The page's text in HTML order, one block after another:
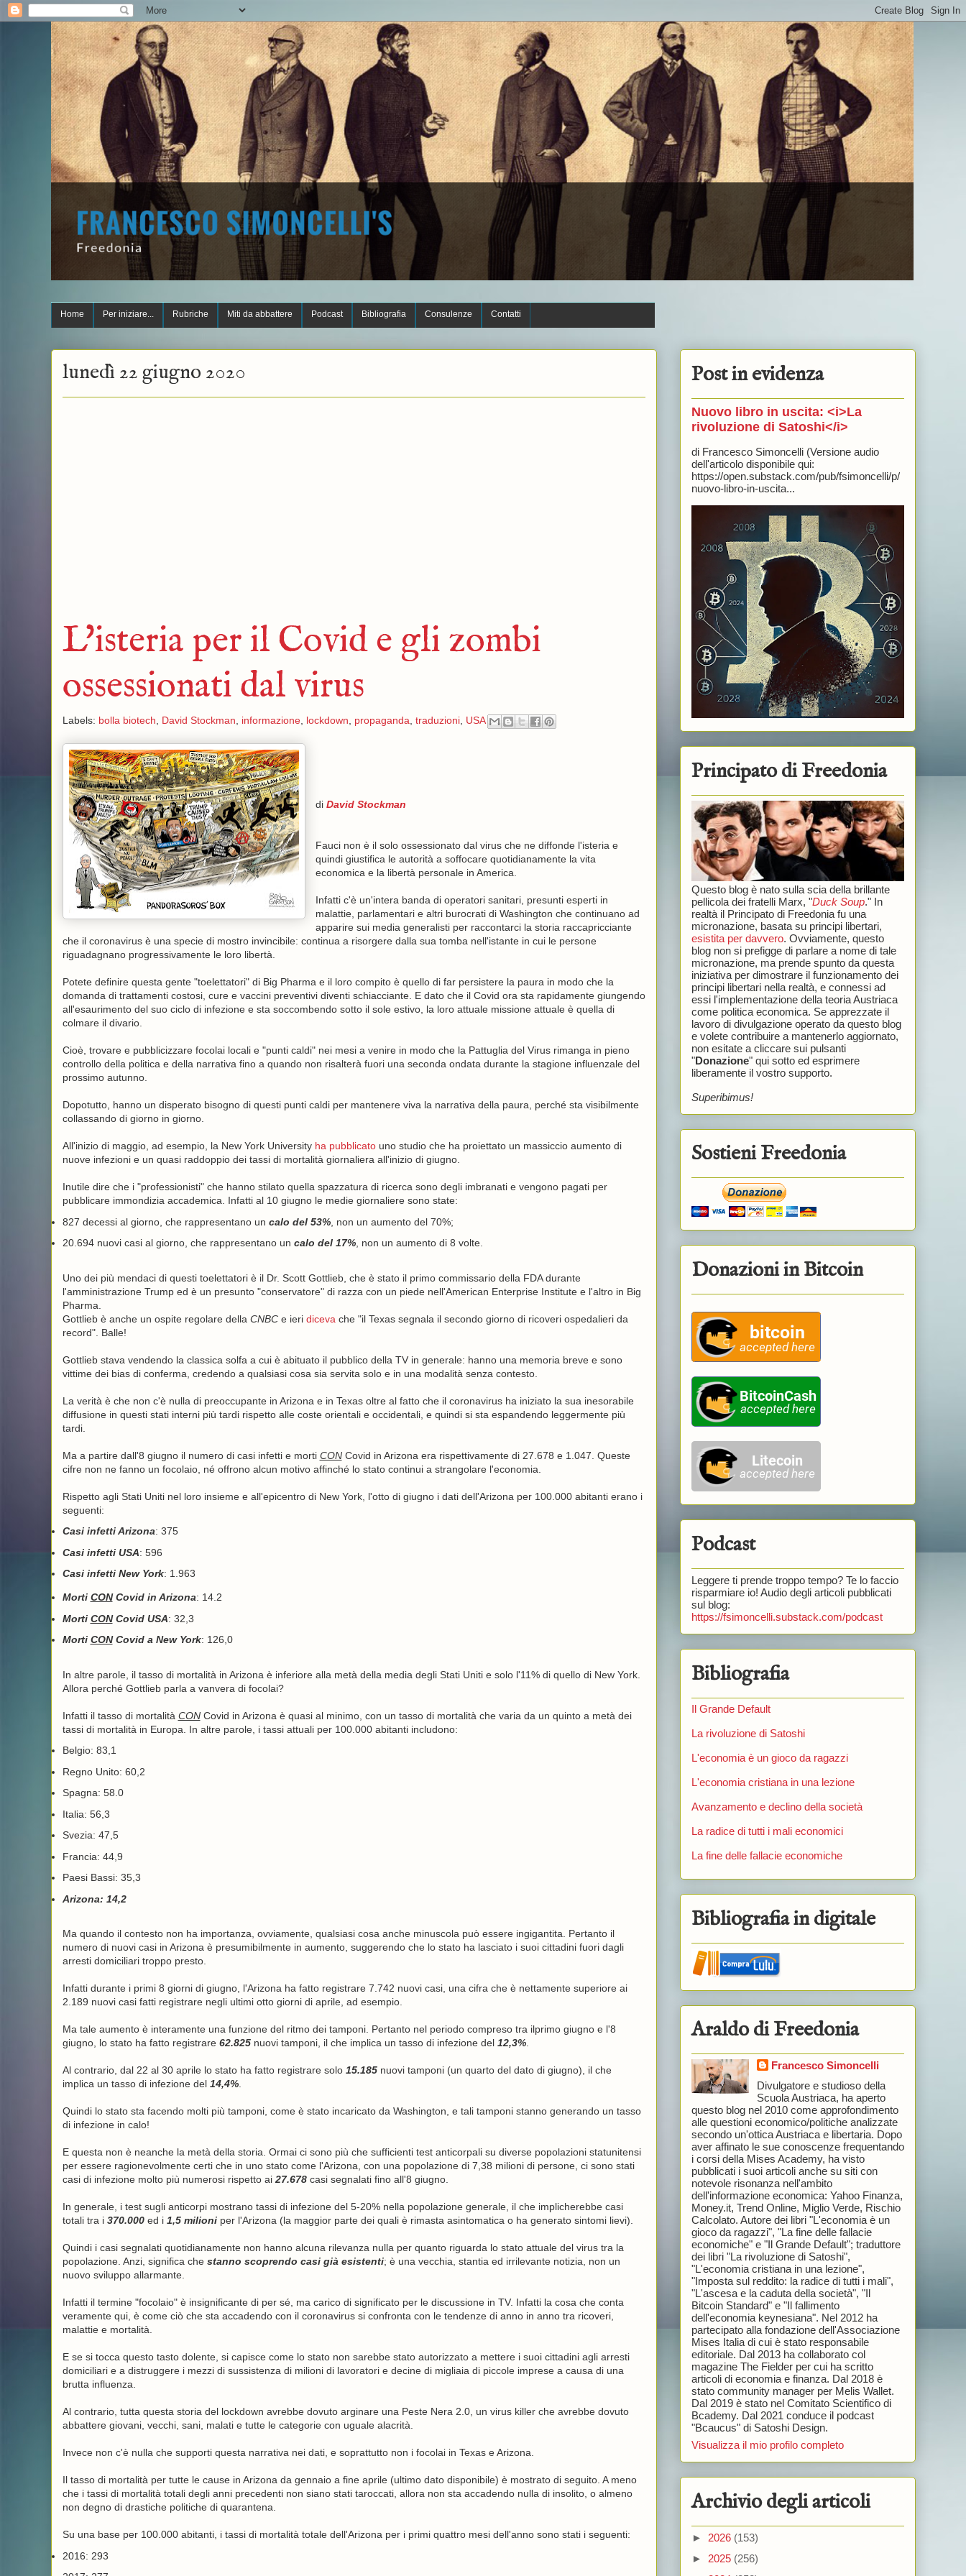
Home Per iniziare... Rubriche Miti da abbattere Podcast Bibliografia Consulenze Contatti
lunedì 22 giugno 2020
L'isteria per il Covid e gli zombi
ossessionati dal virus
Labels: bolla biotech, David Stockman, informazione, lockdown, propaganda, traduzioni, USA
di David Stockman
Fauci non è il solo ossessionato dal virus che ne diffonde l'isteria e
quindi giustifica le autorità a soffocare quotidianamente la vita
economica e la libertà personale in America.
Infatti c'è un'intera banda di operatori sanitari, presunti esperti in
malattie, parlamentari e altri burocrati di Washington che continuano ad
apparire sui media generalisti per raccontarci la storia raccapricciante
che il coronavirus è una specie di mostro invincibile: continua a risorgere dalla sua tomba nell'istante in cui le persone
riguadagnano progressivamente le loro libertà.
Potete definire questa gente "toelettatori" di Big Pharma e il loro compito è quello di far persistere la paura in modo che la
domanda di trattamenti costosi, cure e vaccini preventivi diventi schiacciante. E dato che il Covid ora sta rapidamente giungendo
all'esaurimento del suo ciclo di infezione e sta soccombendo sotto il sole estivo, la loro attuale missione attuale è quella di
colmare il divario.
Cioè, trovare e pubblicizzare focolai locali e "punti caldi" nei mesi a venire in modo che la Pattuglia del Virus rimanga in pieno
controllo della politica e della narrativa fino a quando non risalterà fuori una seconda ondata durante la stagione influenzale del
prossimo autunno.
Dopotutto, hanno un disperato bisogno di questi punti caldi per mantenere viva la narrativa della paura, perché sta visibilmente
collassando di giorno in giorno.
All'inizio di maggio, ad esempio, la New York University ha pubblicatouno studio che ha proiettato un massiccio aumento di
nuove infezioni e un quasi raddoppio dei tassi di mortalità giornaliera all'inizio di giugno.
Inutile dire che i "professionisti" che hanno stilato quella spazzatura di ricerca sono degli imbranati e vengono pagati per
pubblicare immondizia accademica. Infatti al 10 giugno le medie giornaliere sono state:
827 decessi al giorno, che rappresentano un calo del 53%, non un aumento del 70%;
20.694 nuovi casi al giorno, che rappresentano un calo del 17%, non un aumento di 8 volte.
Uno dei più mendaci di questi toelettatori è il Dr. Scott Gottlieb, che è stato il primo commissario della FDA durante
l'amministrazione Trump ed è un presunto "conservatore" di razza con un piede nell'American Enterprise Institute e l'altro in Big
Pharma.
Gottlieb è anche un ospite regolare della CNBCe ieri diceva che "il Texas segnala il secondo giorno di ricoveri ospedalieri da
record". Balle!
Gottlieb stava vendendo la classica solfa a cui è abituato il pubblico della TV in generale: hanno una memoria breve e sono
vittime dei bias di conferma, credendo a qualsiasi cosa sia servita solo e in una modalità senza contesto.
La verità è che non c'è nulla di preoccupante in Arizona e in Texas oltre al fatto che il coronavirus ha iniziato la sua inesorabile
diffusione in questi stati interni più tardi rispetto alle coste orientali e occidentali, e quindi si sta espandendo leggermente più
tardi.
Ma a partire dall'8 giugno il numero di casi infetti e morti CONCovid in Arizona era rispettivamente di 27.678 e 1.047. Queste
cifre non ne fanno un focolaio, né offrono alcun motivo affinché lo stato continui a strangolare l'economia.
Rispetto agli Stati Uniti nel loro insieme e all'epicentro di New York, l'otto di giugno i dati dell'Arizona per 100.000 abitanti erano i
seguenti:
Casi infetti Arizona: 375
Casi infetti USA: 596
Casi infetti New York: 1.963
Morti CONCovid in Arizona: 14.2
Morti CONCovid USA: 32,3
Morti CONCovid a New York: 126,0
In altre parole, il tasso di mortalità in Arizona è inferiore alla metà della media degli Stati Uniti e solo l'11% di quello di New York.
Allora perché Gottlieb parla a vanvera di focolai?
Infatti il tasso di mortalità CONCovid in Arizona è quasi al minimo, con un tasso di mortalità che varia da un quinto a metà dei
tassi di mortalità in Europa. In altre parole, i tassi attuali per 100.000 abitanti includono:
Belgio: 83,1
Regno Unito: 60,2
Spagna: 58.0
Italia: 56,3
Svezia: 47,5
Francia: 44,9
Paesi Bassi: 35,3
Arizona: 14,2
Ma quando il contesto non ha importanza, ovviamente, qualsiasi cosa anche minuscola può essere ingigantita. Pertanto il
numero di nuovi casi in Arizona è presumibilmente in aumento, suggerendo che lo stato ha lasciato i suoi cittadini fuori dagli
arresti domiciliari troppo presto.
Infatti durante i primi 8 giorni di giugno, l'Arizona ha fatto registrare 7.742 nuovi casi, una cifra che è nettamente superiore ai
2.189 nuovi casi fatti registrare negli ultimi otto giorni di aprile, ad esempio.
Ma tale aumento è interamente una funzione del ritmo dei tamponi. Pertanto nel periodo compreso tra ilprimo giugno e l'8
giugno, lo stato ha fatto registrare 62.825nuovi tamponi, il che implica un tasso di infezione del 12,3%.
Al contrario, dal 22 al 30 aprile lo stato ha fatto registrare solo 15.185nuovi tamponi (un quarto del dato di giugno), il che
implica un tasso di infezione del 14,4%.
Quindi lo stato sta facendo molti più tamponi, come è stato incaricato da Washington, e tali tamponi stanno generando un tasso
di infezione in calo!
E questa non è neanche la metà della storia. Ormai ci sono più che sufficienti test anticorpali su diverse popolazioni statunitensi
per essere ragionevolmente certi che in uno stato come l'Arizona, con una popolazione di 7,38 milioni di persone, ci sono stati
casi di infezione molto più numerosi rispetto ai 27.678casi segnalati fino all'8 giugno.
In generale, i test sugli anticorpi mostrano tassi di infezione del 5-20% nella popolazione generale, il che implicherebbe casi
totali tra i 370.000ed i 1,5 milioniper l'Arizona (la maggior parte dei quali è rimasta asintomatica o ha generato sintomi lievi).
Quindi i casi segnalati quotidianamente non hanno alcuna rilevanza nulla per quanto riguarda lo stato attuale del virus tra la
popolazione. Anzi, significa che stanno scoprendo casi già esistenti; è una vecchia, stantia ed irrilevante notizia, non un
nuovo sviluppo allarmante.
Infatti il termine "focolaio" è insignificante di per sé, ma carico di significato per le discussione in TV. Infatti la cosa che conta
veramente qui, è come ciò che sta accadendo con il coronavirus si confronta con le tendenze di anno in anno tra ricoveri,
malattie e mortalità.
E se si tocca questo tasto dolente, si capisce come lo stato non sarebbe stato autorizzato a mettere i suoi cittadini agli arresti
domiciliari e a distruggere i mezzi di sussistenza di milioni di lavoratori e decine di migliaia di piccole imprese a causa di una
brutta influenza.
Al contrario, tutta questa storia del lockdown avrebbe dovuto arginare una Peste Nera 2.0, un virus killer che avrebbe dovuto
abbattere giovani, vecchi, sani, malati e tutte le categorie con uguale alacrità.
Invece non c'è nulla che supporti questa narrativa nei dati, e soprattutto non i focolai in Texas e Arizona.
Il tasso di mortalità per tutte le cause in Arizona da gennaio a fine aprile (ultimo dato disponibile) è mostrato di seguito. A meno
che i tassi di mortalità totali degli anni precedenti non siano stati taroccati, allora non sta accadendo nulla di insolito, o almeno
non degno di drastiche politiche di quarantena.
Su una base per 100.000 abitanti, i tassi di mortalità totale dell'Arizona per i primi quattro mesi dell'anno sono stati i seguenti:
2016: 293
Post in evidenza
Nuovo libro in uscita: <i>La
rivoluzione di Satoshi</i>
di Francesco Simoncelli (Versione audio
dell'articolo disponibile qui:
https://open.substack.com/pub/fsimoncelli/p/
nuovo-libro-in-uscita...
Principato di Freedonia
Questo blog è nato sulla scia della brillante
pellicola dei fratelli Marx, "Duck Soup." In
realtà il Principato di Freedonia fu una
micronazione, basata su principi libertari,
esistita per davvero. Ovviamente, questo
blog non si prefigge di parlare a nome di tale
micronazione, ma prende spunto da questa
iniziativa per dimostrare il funzionamento dei
principi libertari nella realtà, e connessi ad
essi l'implementazione della teoria Austriaca
come politica economica. Se apprezzate il
lavoro di divulgazione operato da questo blog
e volete contribuire a mantenerlo aggiornato,
non esitate a cliccare sui pulsanti
"Donazione" qui sotto ed esprimere
liberamente il vostro supporto.
Superibimus!
Sostieni Freedonia
Donazioni in Bitcoin
Podcast
Leggere ti prende troppo tempo? Te lo faccio
risparmiare io! Audio degli articoli pubblicati
sul blog:
https://fsimoncelli.substack.com/podcast
Bibliografia
Il Grande Default
La rivoluzione di Satoshi
L'economia è un gioco da ragazzi
L'economia cristiana in una lezione
Avanzamento e declino della società
La radice di tutti i mali economici
La fine delle fallacie economiche
Bibliografia in digitale
Araldo di Freedonia
Francesco Simoncelli
Divulgatore e studioso della
Scuola Austriaca, ha aperto
questo blog nel 2010 come approfondimento
alle questioni economico/politiche analizzate
secondo un'ottica Austriaca e libertaria. Dopo
aver affinato le sue conoscenze frequentando
i corsi della Mises Academy, ha visto
pubblicati i suoi articoli anche su siti con
notevole risonanza nell'ambito
dell'informazione economica: Yahoo Finanza,
Money.it, Trend Online, Miglio Verde, Rischio
Calcolato. Autore dei libri "L'economia è un
gioco da ragazzi", "La fine delle fallacie
economiche" e "Il Grande Default"; traduttore
dei libri "La rivoluzione di Satoshi",
"L'economia cristiana in una lezione",
"Imposta sul reddito: la radice di tutti i mali",
"L'ascesa e la caduta della società", "Il
Bitcoin Standard" e "Il fallimento
dell'economia keynesiana". Nel 2012 ha
partecipato alla fondazione dell'Associazione
Mises Italia di cui è stato responsabile
editoriale. Dal 2013 ha collaborato col
magazine The Fielder per cui ha scritto
articoli di economia e finanza. Dal 2018 è
stato community manager per Melis Wallet.
Dal 2019 è stato nel Comitato Scientifico di
Bcademy. Dal 2021 conduce il podcast
"Bcaucus" di Satoshi Design.
Visualizza il mio profilo completo
Archivio degli articoli
► 2026 (153)
► 2025 (256)